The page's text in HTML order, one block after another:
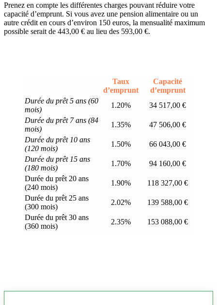
Prenez en compte les différentes charges pouvant réduire votre
capacité d’emprunt. Si vous avez une pension alimentaire ou un
autre crédit en cours d’environ 150 euros, la mensualité maximum
possible serait de 443,00 € au lieu des 593,00 €.
Taux
d’emprunt
Capacité
d’emprunt
Durée du prêt 5 ans (60
mois)
1.20%
34 517,00 €
Durée du prêt 7 ans (84
mois)
1.35%
47 506,00 €
Durée du prêt 10 ans
(120 mois)
1.50%
66 043,00 €
Durée du prêt 15 ans
(180 mois)
1.70%
94 160,00 €
Durée du prêt 20 ans
(240 mois)
1.90%
118 327,00 €
Durée du prêt 25 ans
(300 mois)
2.02%
139 588,00 €
Durée du prêt 30 ans
(360 mois)
2.35% 153 088,00 €